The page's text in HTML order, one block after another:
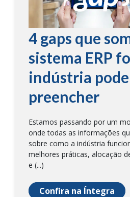
4 gaps que
sistema ERP
indústria pode
preencher
Estamos passando por um
onde todas as informações
sobre como a indústria
melhores práticas, alocação
e (...)
Confira na Íntegra